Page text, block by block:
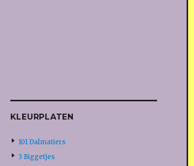
KLEURPLATEN
101 Dalmatiers
3 Biggetjes